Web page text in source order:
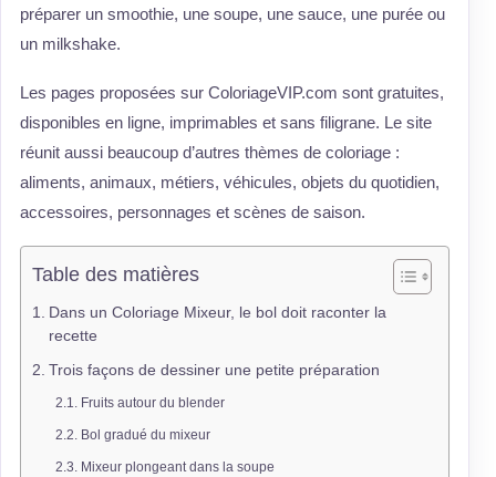
préparer un smoothie, une soupe, une sauce, une purée ou
un milkshake.
Les pages proposées sur ColoriageVIP.com sont gratuites,
disponibles en ligne, imprimables et sans filigrane. Le site
réunit aussi beaucoup d’autres thèmes de coloriage :
aliments, animaux, métiers, véhicules, objets du quotidien,
accessoires, personnages et scènes de saison.
Table des matières
Dans un Coloriage Mixeur, le bol doit raconter la
recette
Trois façons de dessiner une petite préparation
Fruits autour du blender
Bol gradué du mixeur
Mixeur plongeant dans la soupe